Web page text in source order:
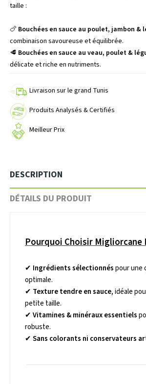
taille :
🍗 Bouchées en sauce au poulet, jambon &
combinaison savoureuse et équilibrée.
🥩 Bouchées en sauce au veau, poulet &
délicate et riche en nutriments.
Livraison sur le grand Tunis
Produits Analysés & Certifiés
Meilleur Prix
DESCRIPTION
DÉTAILS DU PRODUIT
Pourquoi Choisir Migliorcane
✔ Ingrédients sélectionnéspour une
optimale.
✔ Texture tendre en sauce, idéale
petite taille.
✔ Vitamines & minéraux essentiels
robuste.
✔ Sans colorants ni conservateurs